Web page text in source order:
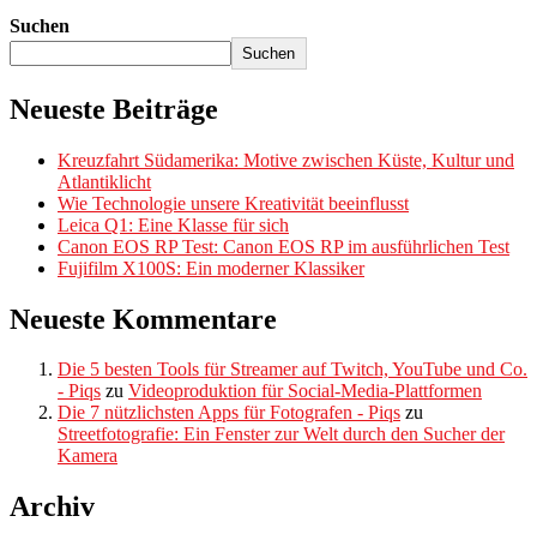
Suchen
Suchen
Neueste Beiträge
Kreuzfahrt Südamerika: Motive zwischen Küste, Kultur und
Atlantiklicht
Wie Technologie unsere Kreativität beeinflusst
Leica Q1: Eine Klasse für sich
Canon EOS RP Test: Canon EOS RP im ausführlichen Test
Fujifilm X100S: Ein moderner Klassiker
Neueste Kommentare
Die 5 besten Tools für Streamer auf Twitch, YouTube und Co.
- Piqs zu Videoproduktion für Social-Media-Plattformen
Die 7 nützlichsten Apps für Fotografen - Piqs zu
Streetfotografie: Ein Fenster zur Welt durch den Sucher der
Kamera
Archiv